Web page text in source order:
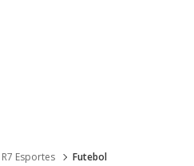
R7 Esportes Futebol